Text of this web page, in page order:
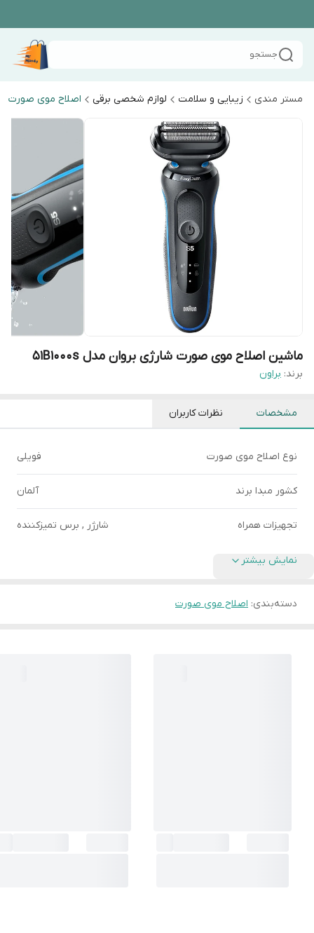
جستجو
مستر مندی زیبایی و سلامت لوازم شخصی برقی اصلاح موی صورت
ماشین اصلاح موی صورت شارژی بروان مدل 51B1000s
برند: براون
مشخصات نظرات کاربران
نوع اصلاح موی صورت فویلی
کشور مبدا برند آلمان
تجهیزات همراه شارژر , برس تمیزکننده
نمایش بیشتر
دسته‌بندی: اصلاح موی صورت